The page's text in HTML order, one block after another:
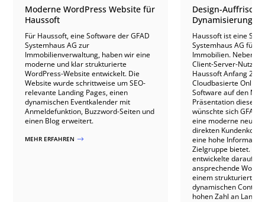
Moderne WordPress Website für
Haussoft
Für Haussoft, eine Software der GFAD
Systemhaus AG zur
Immobilienverwaltung, haben wir eine
moderne und klar strukturierte
WordPress-Website entwickelt. Die
Website wurde schrittweise um SEO-
relevante Landing Pages, einen
dynamischen Eventkalender mit
Anmeldefunktion, Buzzword-Seiten und
einen Blog erweitert.
MEHR ERFAHREN $
Design-
Dynamisierung
Haussoft ist eine
Systemhaus AG für
Immobilien. Neben
Client-Server-
Haussoft Anfang
Cloudbasierte
Software auf den
Präsentation dieser
wünschte sich GFAD
eine moderne neue
direkten
eine hohe
Zielgruppe bietet.
entwickelte daraufhin
ansprechende
einem strukturierten
dynamischen
hohen Zahl an